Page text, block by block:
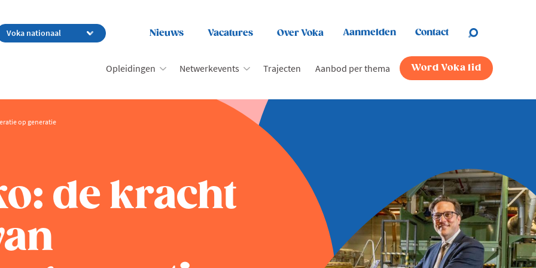
Nieuws Vacatures Over Voka Aanmelden Contact
Opleidingen Netwerkevents Trajecten Aanbod per thema Word Voka lid
op generatie
de kracht